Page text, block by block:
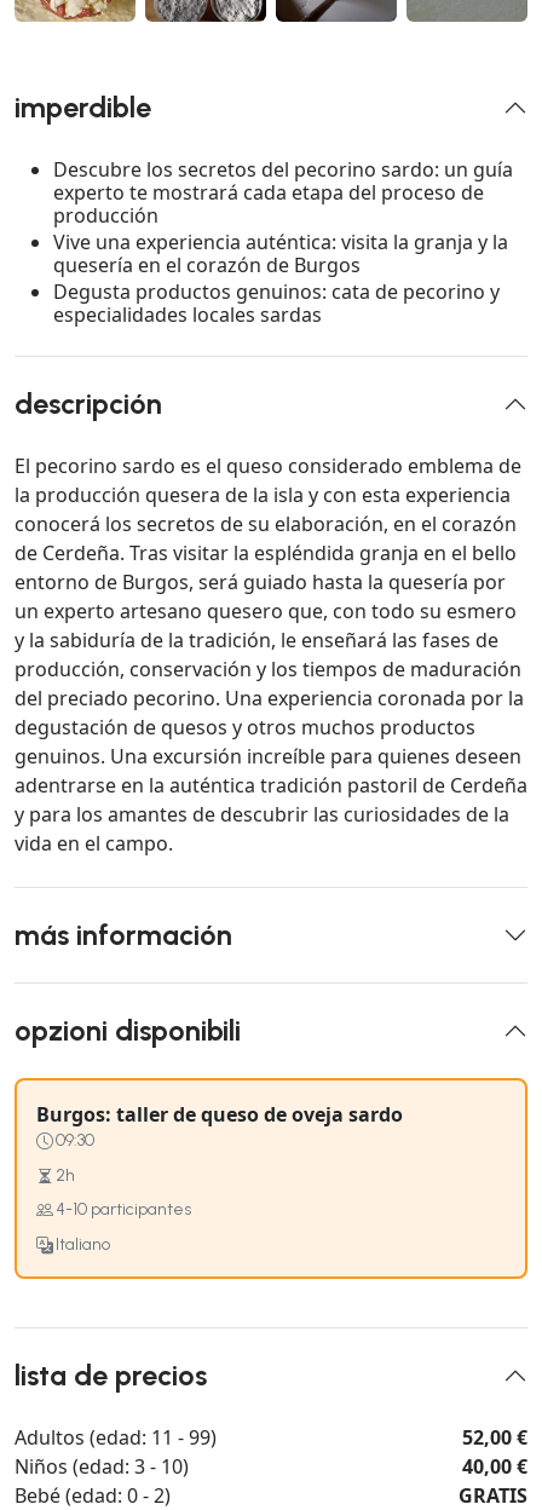
imperdible
Descubre los secretos del pecorino sardo: un guía
experto te mostrará cada etapa del proceso de
producción
Vive una experiencia auténtica: visita la granja y la
quesería en el corazón de Burgos
Degusta productos genuinos: cata de pecorino y
especialidades locales sardas
descripción
El pecorino sardo es el queso considerado emblema de
la producción quesera de la isla y con esta experiencia
conocerá los secretos de su elaboración, en el corazón
de Cerdeña. Tras visitar la espléndida granja en el bello
entorno de Burgos, será guiado hasta la quesería por
un experto artesano quesero que, con todo su esmero
y la sabiduría de la tradición, le enseñará las fases de
producción, conservación y los tiempos de maduración
del preciado pecorino. Una experiencia coronada por la
degustación de quesos y otros muchos productos
genuinos. Una excursión increíble para quienes deseen
adentrarse en la auténtica tradición pastoril de Cerdeña
y para los amantes de descubrir las curiosidades de la
vida en el campo.
más información
opzioni disponibili
Burgos: taller de queso de oveja sardo
09:30
2h
4-10 participantes
Italiano
lista de precios
Adultos (edad: 11 - 99)
52,00 €
Niños (edad: 3 - 10)
40,00 €
Bebé (edad: 0 - 2)
GRATIS